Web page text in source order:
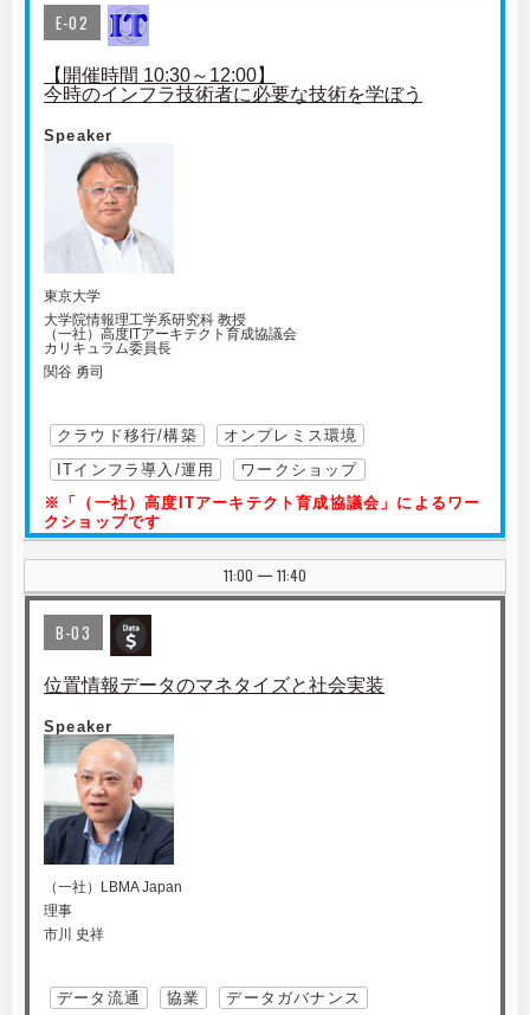
E-02
【開催時間 10:30～12:00】
今時のインフラ技術者に必要な技術を学ぼう
Speaker
東京大学
大学院情報理工学系研究科 教授
（一社）高度ITアーキテクト育成協議会
カリキュラム委員長
関谷 勇司
クラウド移行/構築
オンプレミス環境
ITインフラ導入/運用
ワークショップ
※「（一社）高度ITアーキテクト育成協議会」によるワー
クショップです
11:00 | 11:40
B-03
位置情報データのマネタイズと社会実装
Speaker
（一社）LBMA Japan
理事
市川 史祥
データ流通 協業 データガバナンス